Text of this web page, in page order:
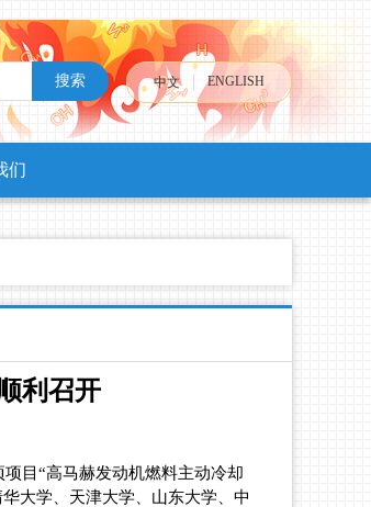
搜索 中文 ENGLISH
们
利召开
目“高马赫发动机燃料主动冷却
大学、天津大学、山东大学、中